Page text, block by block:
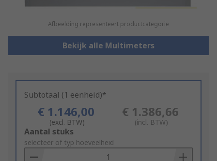
Afbeelding representeert productcategorie
Bekijk alle Multimeters
Subtotaal (1 eenheid)*
€ 1.146,00
(excl. BTW)
€ 1.386,66
(incl. BTW)
Add
to
Basket
Aantal stuks
selecteer of typ hoeveelheid